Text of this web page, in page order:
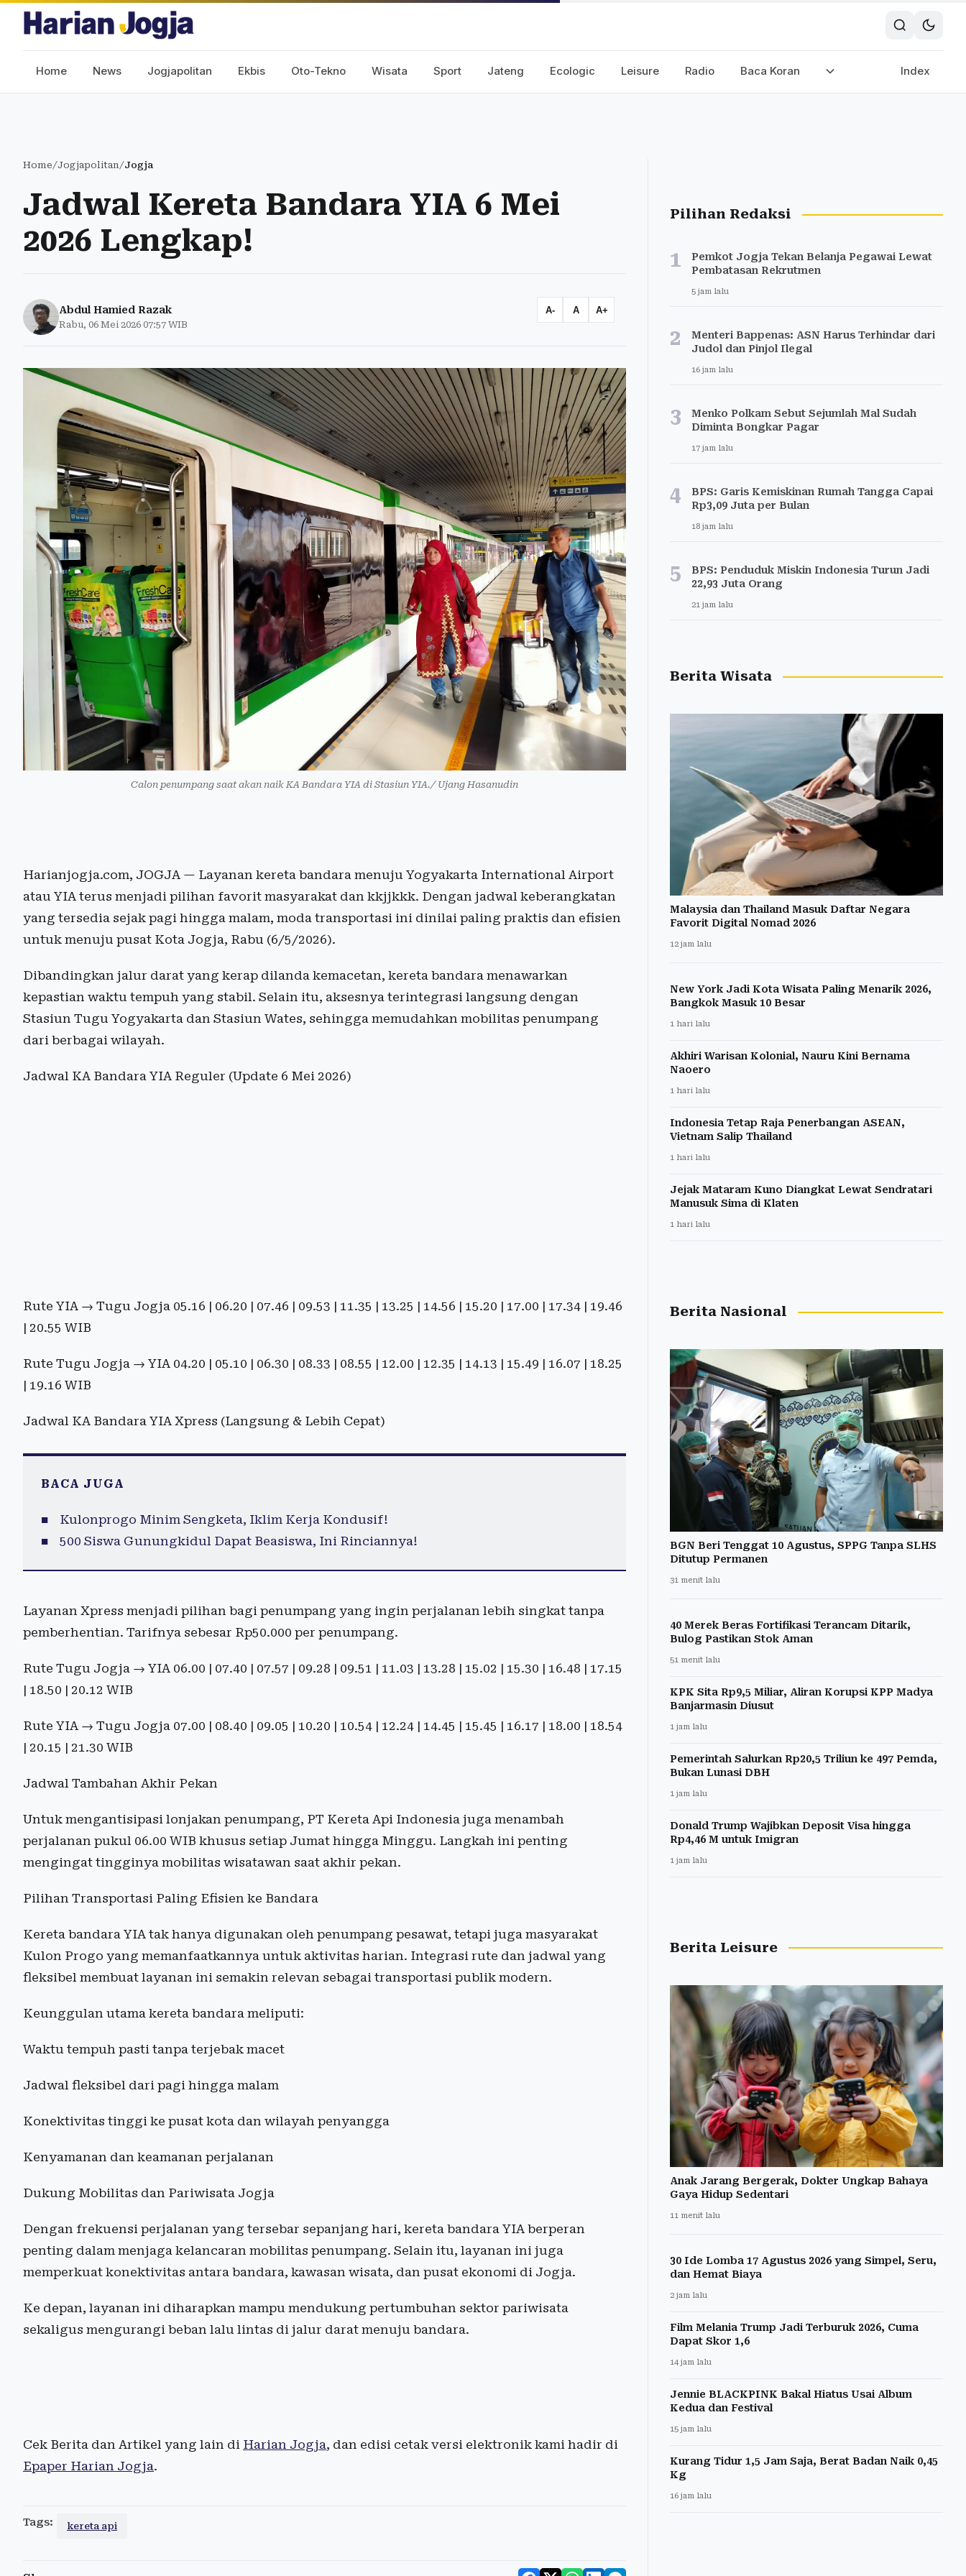
Home News Jogjapolitan Ekbis Oto-Tekno Wisata Sport Jateng Ecologic Leisure Radio Baca Koran Index
Home/Jogjapolitan/Jogja
Jadwal Kereta Bandara YIA 6 Mei
2026 Lengkap!
Abdul Hamied Razak
Rabu, 06 Mei 2026 07:57 WIB
A- A A+
Calon penumpang saat akan naik KA Bandara YIA di Stasiun YIA./ Ujang Hasanudin
Harianjogja.com, JOGJA — Layanan kereta bandara menuju Yogyakarta International Airport
atau YIA terus menjadi pilihan favorit masyarakat dan kkjjkkk. Dengan jadwal keberangkatan
yang tersedia sejak pagi hingga malam, moda transportasi ini dinilai paling praktis dan efisien
untuk menuju pusat Kota Jogja, Rabu (6/5/2026).
Dibandingkan jalur darat yang kerap dilanda kemacetan, kereta bandara menawarkan
kepastian waktu tempuh yang stabil. Selain itu, aksesnya terintegrasi langsung dengan
Stasiun Tugu Yogyakarta dan Stasiun Wates, sehingga memudahkan mobilitas penumpang
dari berbagai wilayah.
Jadwal KA Bandara YIA Reguler (Update 6 Mei 2026)
Rute YIA → Tugu Jogja 05.16 | 06.20 | 07.46 | 09.53 | 11.35 | 13.25 | 14.56 | 15.20 | 17.00 | 17.34 | 19.46
| 20.55 WIB
Rute Tugu Jogja → YIA 04.20 | 05.10 | 06.30 | 08.33 | 08.55 | 12.00 | 12.35 | 14.13 | 15.49 | 16.07 | 18.25
| 19.16 WIB
Jadwal KA Bandara YIA Xpress (Langsung & Lebih Cepat)
BACA JUGA
Kulonprogo Minim Sengketa, Iklim Kerja Kondusif!
500 Siswa Gunungkidul Dapat Beasiswa, Ini Rinciannya!
Layanan Xpress menjadi pilihan bagi penumpang yang ingin perjalanan lebih singkat tanpa
pemberhentian. Tarifnya sebesar Rp50.000 per penumpang.
Rute Tugu Jogja → YIA 06.00 | 07.40 | 07.57 | 09.28 | 09.51 | 11.03 | 13.28 | 15.02 | 15.30 | 16.48 | 17.15
| 18.50 | 20.12 WIB
Rute YIA → Tugu Jogja 07.00 | 08.40 | 09.05 | 10.20 | 10.54 | 12.24 | 14.45 | 15.45 | 16.17 | 18.00 | 18.54
| 20.15 | 21.30 WIB
Jadwal Tambahan Akhir Pekan
Untuk mengantisipasi lonjakan penumpang, PT Kereta Api Indonesia juga menambah
perjalanan pukul 06.00 WIB khusus setiap Jumat hingga Minggu. Langkah ini penting
mengingat tingginya mobilitas wisatawan saat akhir pekan.
Pilihan Transportasi Paling Efisien ke Bandara
Kereta bandara YIA tak hanya digunakan oleh penumpang pesawat, tetapi juga masyarakat
Kulon Progo yang memanfaatkannya untuk aktivitas harian. Integrasi rute dan jadwal yang
fleksibel membuat layanan ini semakin relevan sebagai transportasi publik modern.
Keunggulan utama kereta bandara meliputi:
Waktu tempuh pasti tanpa terjebak macet
Jadwal fleksibel dari pagi hingga malam
Konektivitas tinggi ke pusat kota dan wilayah penyangga
Kenyamanan dan keamanan perjalanan
Dukung Mobilitas dan Pariwisata Jogja
Dengan frekuensi perjalanan yang tersebar sepanjang hari, kereta bandara YIA berperan
penting dalam menjaga kelancaran mobilitas penumpang. Selain itu, layanan ini juga
memperkuat konektivitas antara bandara, kawasan wisata, dan pusat ekonomi di Jogja.
Ke depan, layanan ini diharapkan mampu mendukung pertumbuhan sektor pariwisata
sekaligus mengurangi beban lalu lintas di jalur darat menuju bandara.
Cek Berita dan Artikel yang lain di Harian Jogja, dan edisi cetak versi elektronik kami hadir di
Epaper Harian Jogja.
Tags: kereta api
Pilihan Redaksi
1
Pemkot Jogja Tekan Belanja Pegawai Lewat
Pembatasan Rekrutmen
5 jam lalu
2
Menteri Bappenas: ASN Harus Terhindar dari
Judol dan Pinjol Ilegal
16 jam lalu
3
Menko Polkam Sebut Sejumlah Mal Sudah
Diminta Bongkar Pagar
17 jam lalu
4
BPS: Garis Kemiskinan Rumah Tangga Capai
Rp3,09 Juta per Bulan
18 jam lalu
5
BPS: Penduduk Miskin Indonesia Turun Jadi
22,93 Juta Orang
21 jam lalu
Berita Wisata
Malaysia dan Thailand Masuk Daftar Negara
Favorit Digital Nomad 2026
12 jam lalu
New York Jadi Kota Wisata Paling Menarik 2026,
Bangkok Masuk 10 Besar
1 hari lalu
Akhiri Warisan Kolonial, Nauru Kini Bernama
Naoero
1 hari lalu
Indonesia Tetap Raja Penerbangan ASEAN,
Vietnam Salip Thailand
1 hari lalu
Jejak Mataram Kuno Diangkat Lewat Sendratari
Manusuk Sima di Klaten
1 hari lalu
Berita Nasional
BGN Beri Tenggat 10 Agustus, SPPG Tanpa SLHS
Ditutup Permanen
31 menit lalu
40 Merek Beras Fortifikasi Terancam Ditarik,
Bulog Pastikan Stok Aman
51 menit lalu
KPK Sita Rp9,5 Miliar, Aliran Korupsi KPP Madya
Banjarmasin Diusut
1 jam lalu
Pemerintah Salurkan Rp20,5 Triliun ke 497 Pemda,
Bukan Lunasi DBH
1 jam lalu
Donald Trump Wajibkan Deposit Visa hingga
Rp4,46 M untuk Imigran
1 jam lalu
Berita Leisure
Anak Jarang Bergerak, Dokter Ungkap Bahaya
Gaya Hidup Sedentari
11 menit lalu
30 Ide Lomba 17 Agustus 2026 yang Simpel, Seru,
dan Hemat Biaya
2 jam lalu
Film Melania Trump Jadi Terburuk 2026, Cuma
Dapat Skor 1,6
14 jam lalu
Jennie BLACKPINK Bakal Hiatus Usai Album
Kedua dan Festival
15 jam lalu
Kurang Tidur 1,5 Jam Saja, Berat Badan Naik 0,45
Kg
16 jam lalu